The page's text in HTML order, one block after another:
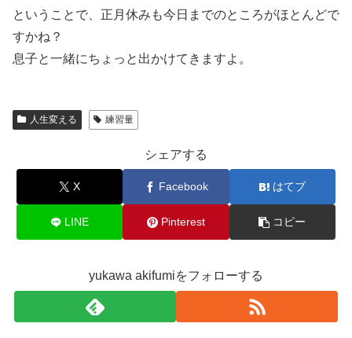
ということで、正月休みも今日までのところがほとんどで
すかね？
息子と一緒にちょっと出かけてきますよ。
人生変える 練習量
シェアする
X Facebook はてブ
LINE Pinterest コピー
yukawa akifumiをフォローする